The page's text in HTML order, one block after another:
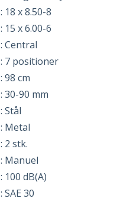
: 18 x 8.50-8
: 15 x 6.00-6
: Central
: 7 positioner
: 98 cm
: 30-90 mm
: Stål
: Metal
: 2 stk.
: Manuel
: 100 dB(A)
: SAE 30